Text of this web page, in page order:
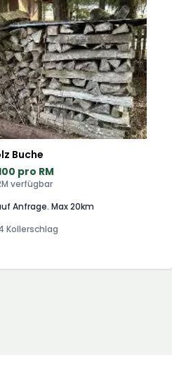
Buche
pro RM
verfügbar
Anfrage. Max 20km
Kollerschlag